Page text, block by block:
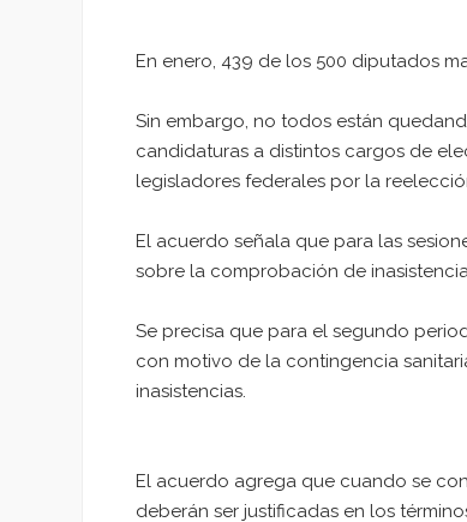
En enero, 439 de los 500 diputados
Sin embargo, no todos están
candidaturas a distintos cargos de
legisladores federales por la
El acuerdo señala que para las
sobre la comprobación de
Se precisa que para el segundo
con motivo de la contingencia
inasistencias.
El acuerdo agrega que cuando se
deberán ser justificadas en los